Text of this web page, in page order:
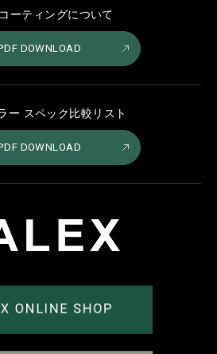
ーティングについて
DOWNLOAD
ー スペック比較リスト
DOWNLOAD